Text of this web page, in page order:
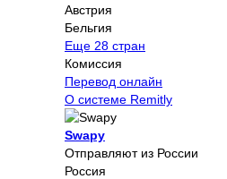
Австрия
Бельгия
Еще 28 стран
Комиссия
Перевод онлайн
О системе Remitly
Swapy
Отправляют из России
Россия